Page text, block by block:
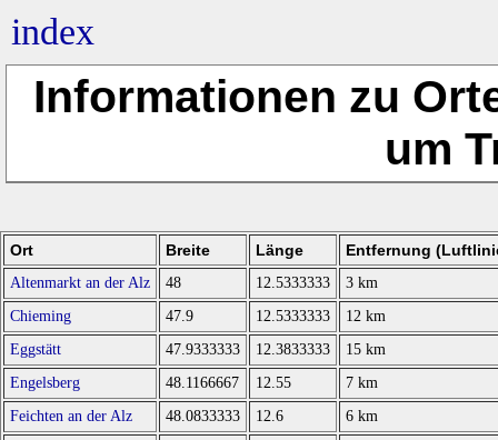
index
Informationen zu
um
Ort Breite Länge Entfernung
Altenmarkt an der Alz 48 12.5333333
3 km
Chieming
47.9 12.5333333
12 km
Eggstätt
47.9333333 12.3833333
15 km
Engelsberg
48.1166667 12.55
7 km
Feichten an der Alz
48.0833333 12.6
6 km